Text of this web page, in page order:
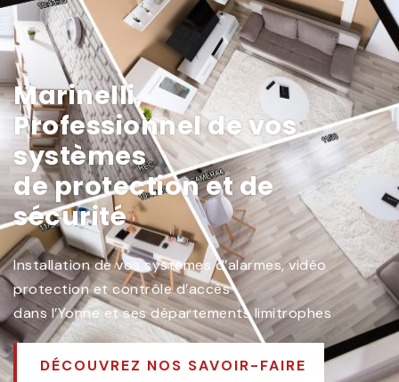
Marinelli,
Professionnel de vos
systèmes
de protection et de
sécurité
Installation de vos systèmes d’alarmes, vidéo
protection et contrôle d’accès
dans l’Yonne et ses départements limitrophes
DÉCOUVREZ NOS SAVOIR-FAIRE